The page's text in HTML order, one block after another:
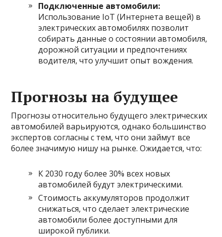
Подключенные автомобили:
Использование IoT (Интернета вещей) в
электрических автомобилях позволит
собирать данные о состоянии автомобиля,
дорожной ситуации и предпочтениях
водителя, что улучшит опыт вождения.
Прогнозы на будущее
Прогнозы относительно будущего электрических
автомобилей варьируются, однако большинство
экспертов согласны с тем, что они займут все
более значимую нишу на рынке. Ожидается, что:
К 2030 году более 30% всех новых
автомобилей будут электрическими.
Стоимость аккумуляторов продолжит
снижаться, что сделает электрические
автомобили более доступными для
широкой публики.